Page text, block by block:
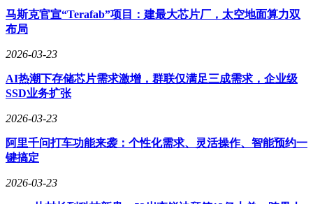
马斯克官宣“Terafab”项目：建最大芯片厂，太空地面算力双
布局
2026-03-23
AI热潮下存储芯片需求激增，群联仅满足三成需求，企业级
SSD业务扩张
2026-03-23
阿里千问打车功能来袭：个性化需求、灵活操作、智能预约一
键搞定
2026-03-23